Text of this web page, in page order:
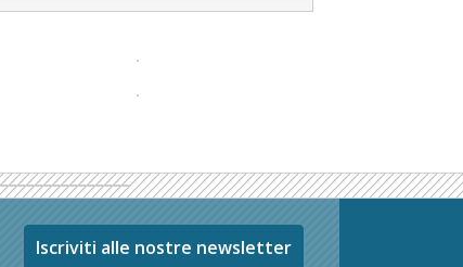
Iscriviti alle nostre newsletter